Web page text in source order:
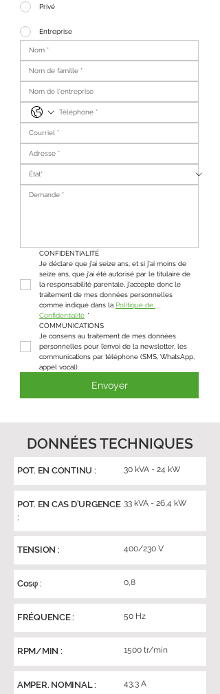
Privé
Entreprise
CONFIDENTIALITÉ
Je déclare que j'ai seize ans, et si j'ai moins de
seize ans, que j'ai été autorisé par le titulaire de
la responsabilité parentale, j'accepte donc le
traitement de mes données personnelles
comme indiqué dans la Politique de
Confidentialité *
COMMUNICATIONS
Je consens au traitement de mes données
personnelles pour l’envoi de la newsletter, les
communications par téléphone (SMS, WhatsApp,
appel vocal).
Envoyer
DONNÉES TECHNIQUES
POT. EN CONTINU : 30 kVA - 24 kW
POT. EN CAS D'URGENCE
:
33 kVA - 26,4 kW
TENSION : 400/230 V
Cosφ : 0,8
FRÉQUENCE : 50 Hz
RPM/MIN : 1500 tr/min
AMPER. NOMINAL : 43,3 A